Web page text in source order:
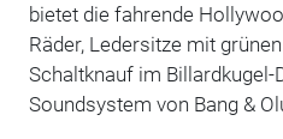
bietet die fahrende
Räder, Ledersitze mit
Schaltknauf im Billardkugel-
Soundsystem von Bang &